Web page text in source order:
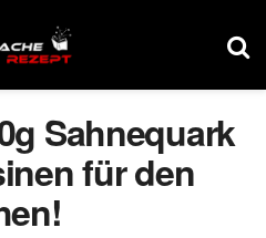
Sahnequark
für den